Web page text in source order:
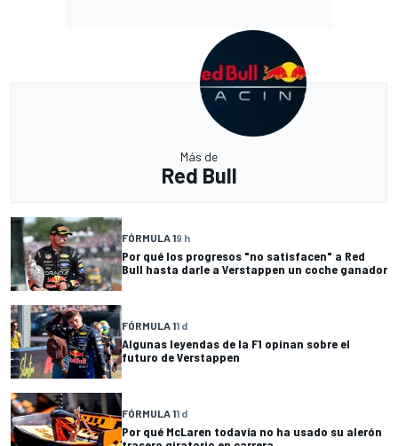
Más de
Red Bull
FÓRMULA 19 h
Por qué los progresos "no satisfacen" a Red
Bull hasta darle a Verstappen un coche ganador
FÓRMULA 11 d
Algunas leyendas de la F1 opinan sobre el
futuro de Verstappen
FÓRMULA 11 d
Por qué McLaren todavía no ha usado su alerón